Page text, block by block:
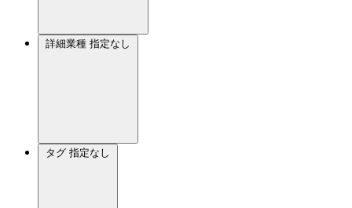
詳細業種 指定なし
タグ 指定なし